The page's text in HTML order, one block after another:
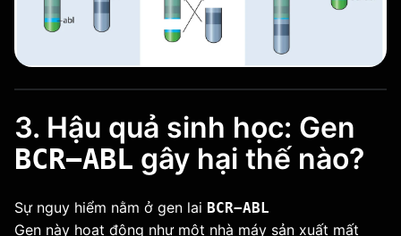
3. Hậu quả sinh học: Gen
BCR−ABL gây hại thế nào?
Sự nguy hiểm nằm ở gen lai BCR−ABL
Gen này hoạt động như một nhà máy sản xuất mất